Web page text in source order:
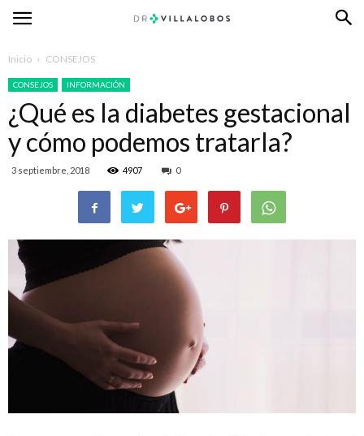
Inicio CONSEJOS
CONSEJOS INFORMACIÓN
¿Qué es la diabetes gestacional
y cómo podemos tratarla?
3 septiembre, 2018 4907 0